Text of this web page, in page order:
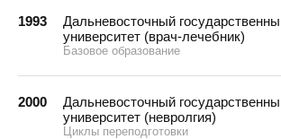
1993
Дальневосточный
университет (врач-лечебник)
Базовое образование
2000
Дальневосточный
университет (невролгия)
Циклы переподготовки